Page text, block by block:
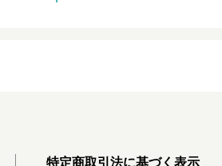
特定商取引法に基づく表示